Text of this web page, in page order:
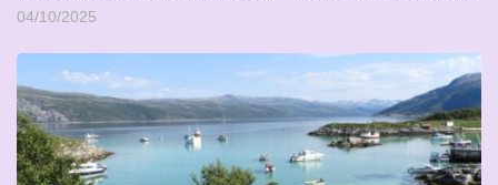
04/10/2025